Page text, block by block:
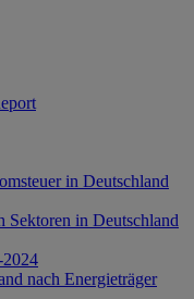
in Deutschland
Sektoren in Deutschland
nach Energieträger